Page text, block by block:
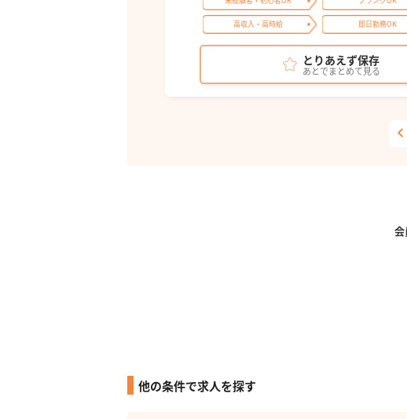
高収入・高時給 即日勤務OK
とりあえず保存
あとでまとめて見る
会
他の条件で求人を探す